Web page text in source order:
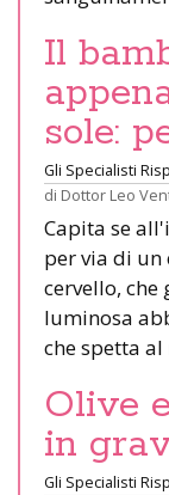
Il
sole:
Gli Specialisti
di Dottor Leo
Capita se
per via di
cervello,
luminosa
che spetta
Olive
in
Gli Specialisti